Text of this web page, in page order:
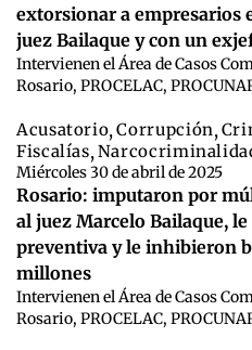
extorsionar a empresarios
juez Bailaque y con un
Intervienen el Área de Casos
Rosario, PROCELAC,
Acusatorio, Corrupción,
Fiscalías,
Miércoles 30 de abril de 2025
Rosario: imputaron por
al juez Marcelo Bailaque,
preventiva y le inhibieron
millones
Intervienen el Área de Casos
Rosario, PROCELAC,